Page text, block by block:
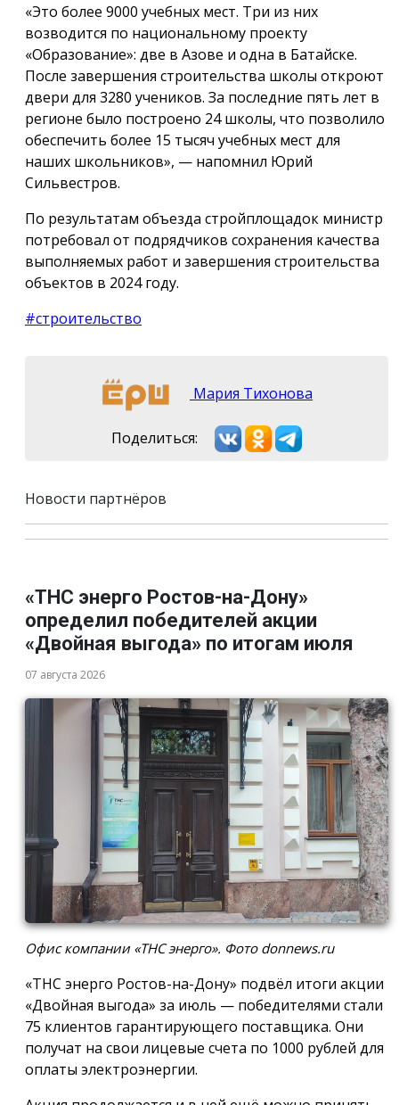
«Это более 9000 учебных мест. Три из них
возводится по национальному проекту
«Образование»: две в Азове и одна в Батайске.
После завершения строительства школы откроют
двери для 3280 учеников. За последние пять лет в
регионе было построено 24 школы, что позволило
обеспечить более 15 тысяч учебных мест для
наших школьников», — напомнил Юрий
Сильвестров.
По результатам объезда стройплощадок министр
потребовал от подрядчиков сохранения качества
выполняемых работ и завершения строительства
объектов в 2024 году.
#строительство
Мария Тихонова
Поделиться:
Новости партнёров
«ТНС энерго Ростов-на-Дону»
определил победителей акции
«Двойная выгода» по итогам июля
07 августа 2026
Офис компании «ТНС энерго». Фото donnews.ru
«ТНС энерго Ростов-на-Дону» подвёл итоги акции
«Двойная выгода» за июль — победителями стали
75 клиентов гарантирующего поставщика. Они
получат на свои лицевые счета по 1000 рублей для
оплаты электроэнергии.